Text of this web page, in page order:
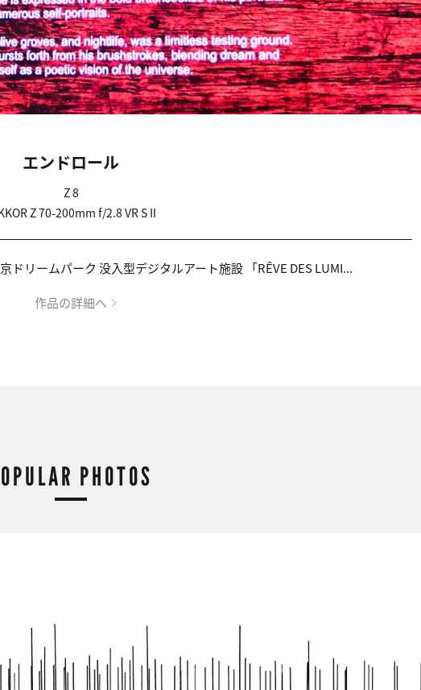
エンドロール
Z 8
Z 70-200mm f/2.8 VR S II
ドリームパーク 没入型デジタルアート施設 「RÊVE DES LUMI...
作品の詳細へ
PHOTOS